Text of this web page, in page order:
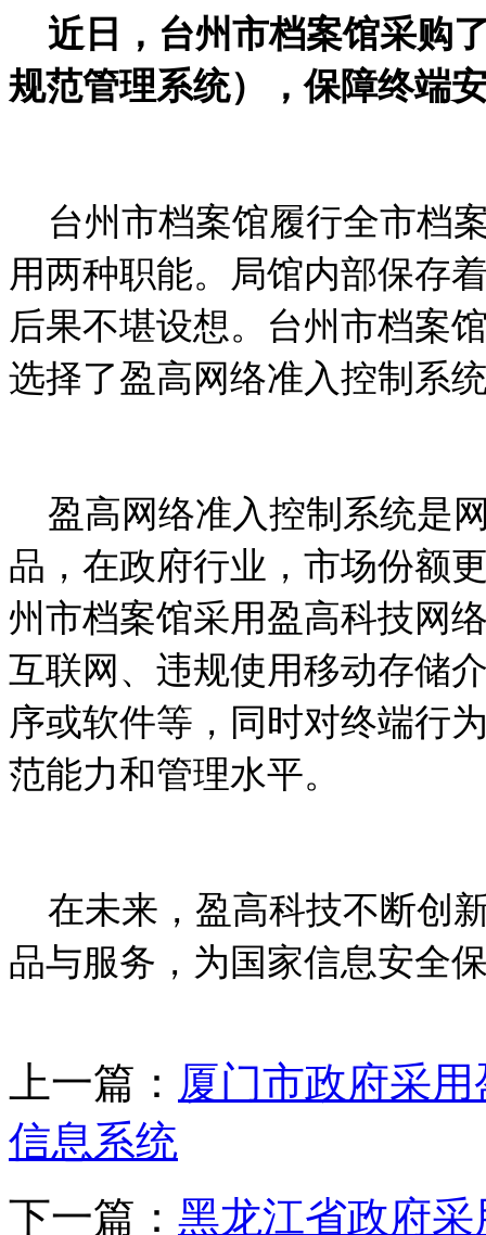
近日，台州市档案馆采购
规范管理系统），保障终端
台州市档案馆履行全市档
用两种职能。局馆内部保存
后果不堪设想。台州市档案
选择了盈高网络准入控制系
盈高网络准入控制系统是
品，在政府行业，市场份额
州市档案馆采用盈高科技网
互联网、违规使用移动存储
序或软件等，同时对终端行
范能力和管理水平。
在未来，盈高科技不断创
品与服务，为国家信息安全
上一篇： 厦门市政府采
信息系统
下一篇： 黑龙江省政府